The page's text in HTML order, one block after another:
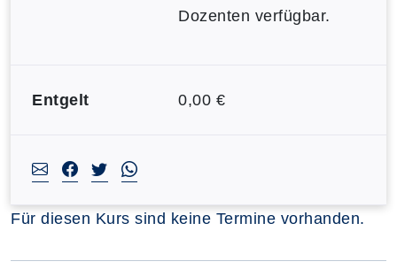
Dozenten verfügbar.
Entgelt 0,00 €
Für diesen Kurs sind keine Termine vorhanden.